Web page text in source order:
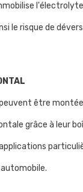
le risque de
être
grâce à leur